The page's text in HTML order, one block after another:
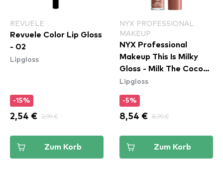
REVUELE
Revuele Color Lip Gloss
- 02
Lipgloss
-15%
2,54 € 2,99 €
Zum Korb
NYX PROFESSIONAL
MAKEUP
NYX Professional
Makeup This Is Milky
Gloss - Milk The Coco
(TIMG20)
Lipgloss
-5%
8,54 € 8,99 €
Zum Korb